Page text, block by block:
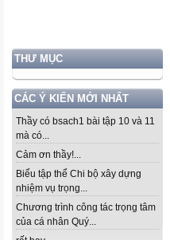
THƯ MỤC
CÁC Ý KIẾN MỚI NHẤT
Thầy có bsach1 bài tập 10 và 11
mà có...
Cảm ơn thầy!...
Biểu tập thể Chi bộ xây dựng
nhiệm vụ trọng...
Chương trình công tác trọng tâm
của cá nhân Quý...